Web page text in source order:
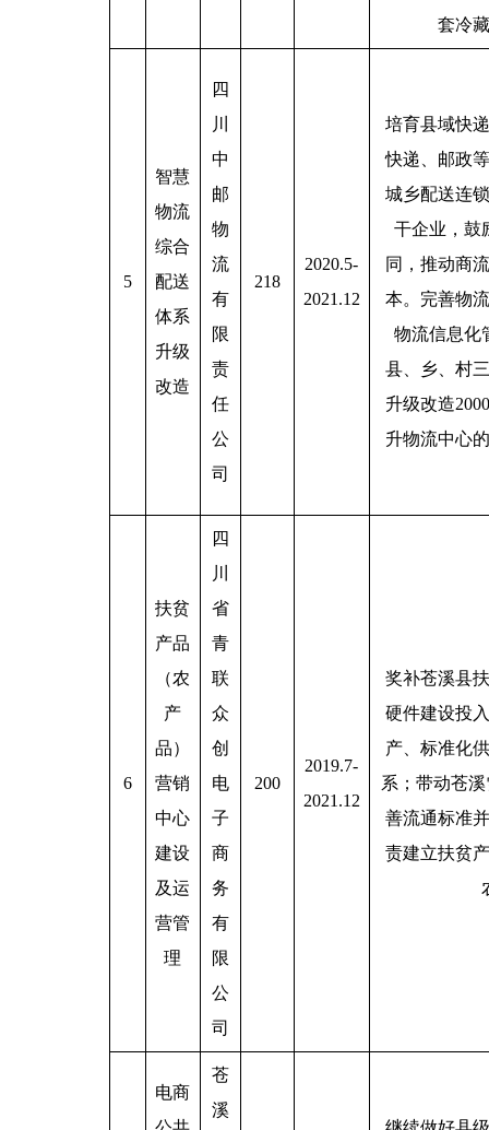
套冷
5
智慧
物流
综合
配送
体系
升级
改造
四
川
中
邮
物
流
有
限
责
任
公
司
218
2020.5-
2021.12
培育县域快
快递、邮政
城乡配送连
干企业，鼓
同，推动商
本。完善物
物流信息化
县、乡、村
升级改造
升物流中心
6
扶贫
产品
（农
产
品）
营销
中心
建设
及运
营管
理
四
川
省
青
联
众
创
电
子
商
务
有
限
公
司
200
2019.7-
2021.12
奖补苍溪县
硬件建设投
产、标准化
系；带动苍
善流通标准
责建立扶贫
电商
苍
溪